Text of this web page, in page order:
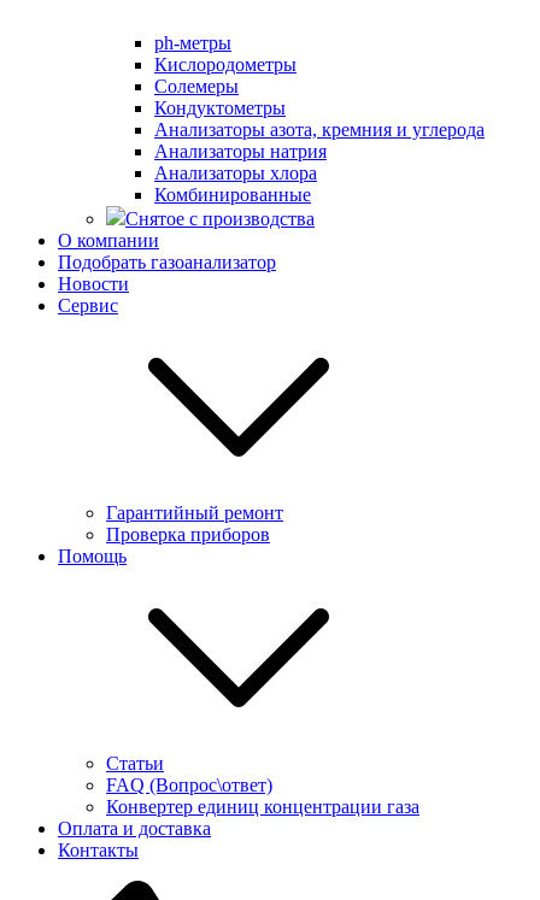
ph-метры
Кислородометры
Солемеры
Кондуктометры
Анализаторы азота, кремния и углерода
Анализаторы натрия
Анализаторы хлора
Комбинированные
Снятое с производства
О компании
Подобрать газоанализатор
Новости
Сервис
Гарантийный ремонт
Проверка приборов
Помощь
Статьи
FAQ (Вопрос\ответ)
Конвертер единиц концентрации газа
Оплата и доставка
Контакты